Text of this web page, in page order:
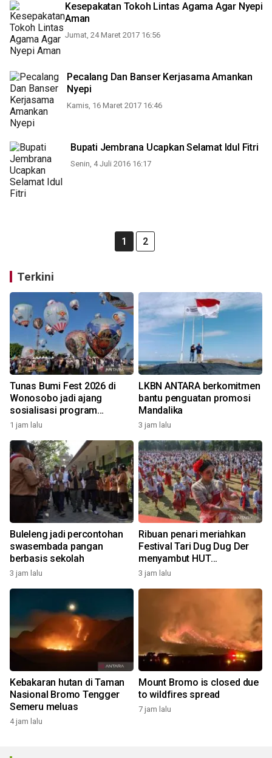
Kesepakatan Tokoh Lintas Agama Agar Nyepi
Aman
Jumat, 24 Maret 2017 16:56
Pecalang Dan Banser Kerjasama Amankan
Nyepi
Kamis, 16 Maret 2017 16:46
Bupati Jembrana Ucapkan Selamat Idul Fitri
Senin, 4 Juli 2016 16:17
1 2
Terkini
Tunas Bumi Fest 2026 di
Wonosobo jadi ajang
sosialisasi program
pemerintah lewat balon
1 jam lalu
LKBN ANTARA berkomitmen
bantu penguatan promosi
Mandalika
3 jam lalu
Buleleng jadi percontohan
swasembada pangan
berbasis sekolah
3 jam lalu
Ribuan penari meriahkan
Festival Tari Dug Dug Der
menyambut HUT
Kemerdekaan
3 jam lalu
Kebakaran hutan di Taman
Nasional Bromo Tengger
Semeru meluas
4 jam lalu
Mount Bromo is closed due
to wildfires spread
7 jam lalu